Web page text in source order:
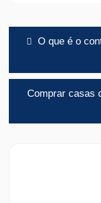
Navegação
artigos
O que é o
Comprar casas